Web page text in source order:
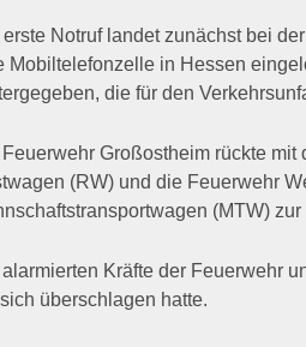
erste Notruf landet zunächst bei
Mobiltelefonzelle in Hessen
die für den
Feuerwehr Großostheim rückte
(RW) und die Feuerwehr
(MTW)
alarmierten Kräfte der Feuerwehr
überschlagen hatte.